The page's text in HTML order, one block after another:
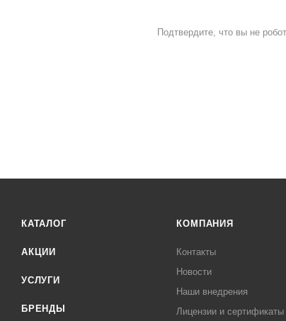
Подтвердите, что вы не робот
КАТАЛОГ
АКЦИИ
УСЛУГИ
БРЕНДЫ
КОМПАНИЯ
Контакты
Новости
Наши внедрения
Лицензии и сертификаты